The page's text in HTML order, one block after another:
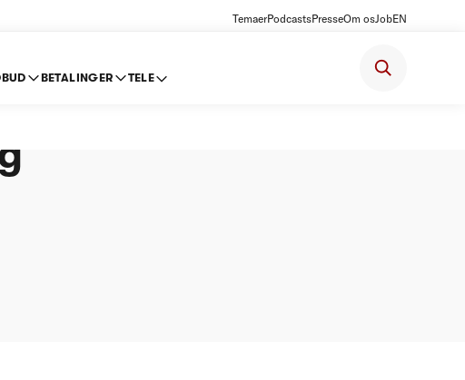
TemaerPodcastsPresseOm osJobEN
BETALINGER TELE